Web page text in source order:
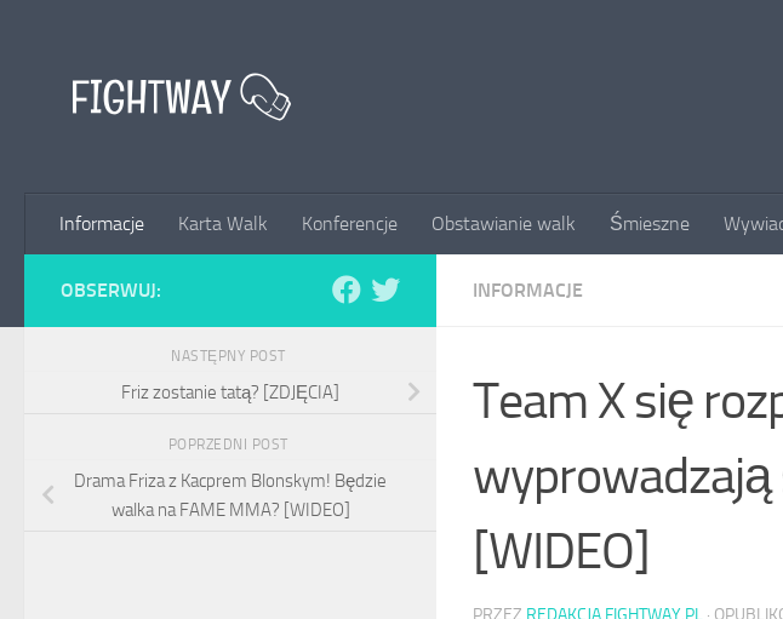
Informacje Karta Walk Konferencje Obstawianie walk Śmieszne
INFORMACJE
Team X się
wyprowadzają
[WIDEO]
PRZEZ REDAKCJA FIGHTWAY.PL ·
OBSERWUJ:
NASTĘPNY POST
Friz zostanie tatą? [ZDJĘCIA]
POPRZEDNI POST
Drama Friza z Kacprem Blonskym! Będzie
walka na FAME MMA? [WIDEO]